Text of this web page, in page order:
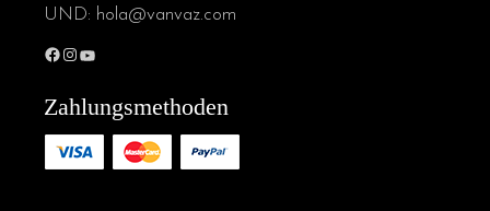
UND: hola@vanvaz.com
Zahlungsmethoden